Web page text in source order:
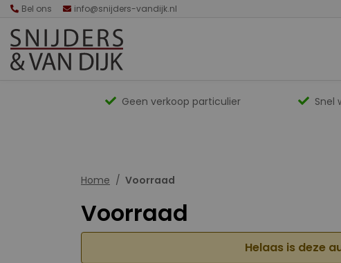
Bel ons info@snijders-vandijk.nl
Geen verkoop particulier Snel
Home Voorraad
Voorraad
Helaas is deze